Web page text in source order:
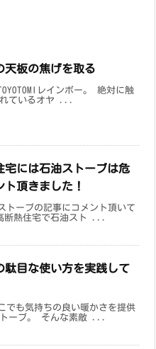
天板の焦げを取る
レインボー。 絶対に触
ているオヤ ...
宅には石油ストーブは危
頂きました！
トーブの記事にコメント頂いて
断熱住宅で石油スト ...
駄目な使い方を実践して
でも気持ちの良い暖かさを提供
トーブ。 そんな素敵 ...